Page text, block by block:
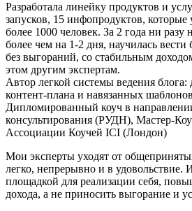
Разработала линейку продуктов и
запусков, 15 инфопродуктов,
более 1000 человек. За 2 года ни разу
более чем на 1-2 дня, научилась вести
без выгораний, со стабильным
этом другим экспертам.
Автор легкой системы ведения блога:
контент-плана и навязанных
Дипломированный коуч в
консультирования (РУДН), Мастер-
Ассоциации Коучей ICI (Лондон)
Мои эксперты уходят от
легко, непрерывно и в удовольствие.
площадкой для реализации себя,
дохода, а не приносить выгорание и